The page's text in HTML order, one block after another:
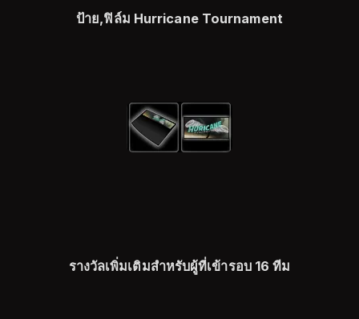
ป้าย,ฟิล์ม Hurricane Tournament
รางวัลเพิ่มเติมสำหรับผู้ที่เข้ารอบ 16 ทีม